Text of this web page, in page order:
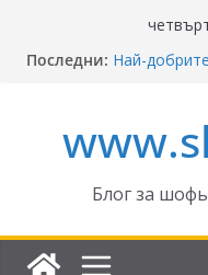
Последни: Най-
пътищата
Отнемане
Промени в
Какво
Блог за